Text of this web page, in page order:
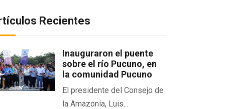
Recientes
Inauguraron el puente
sobre el río Pucuno, en
la comunidad Pucuno
El presidente del Consejo de
la Amazonía, Luis...